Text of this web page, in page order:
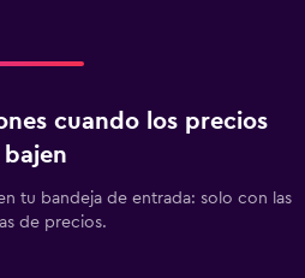
cuando los precios
bajen
tu bandeja de entrada: solo con las
de precios.